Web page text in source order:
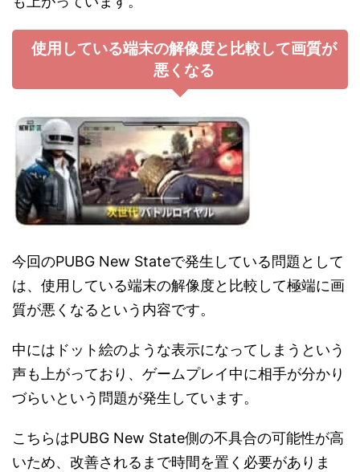
使用している端末の解像度と比較して画質が
悪くなる
今回のPUBG New Stateで発生している問題として
は、使用している端末の解像度と比較して極端に画
質が悪くなるという内容です。
中にはドット絵のような表示になってしまうという
声も上がっており、ゲームプレイ中に相手が分かり
づらいという問題が発生しています。
こちらはPUBG New State側の不具合の可能性が高
いため、改善されるまで時間を置く必要がありま